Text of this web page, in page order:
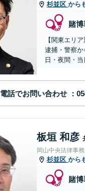
杉並区 から
賭
【関東エリ
逮捕・警察
日・夜間・当
電話でお問い合わせ
板垣 和彦
岡山中央法律事
杉並区 から
賭